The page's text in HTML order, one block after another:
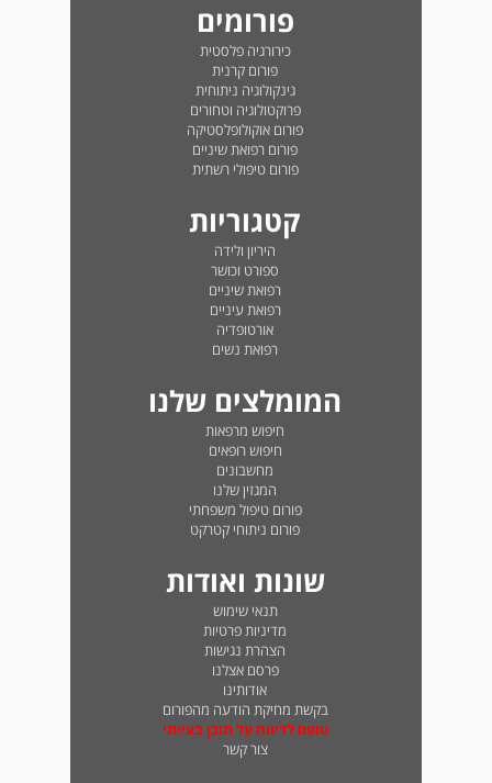
פורומים
כירורגיה פלסטית
פורום קרנית
גינקולוגיה ניתוחית
פרוקטולוגיה וטחורים
פורום אוקולופלסטיקה
פורום רפואת שיניים
פורום טיפולי רשתית
קטגוריות
היריון ולידה
ספורט וכושר
רפואת שיניים
רפואת עיניים
אורטופדיה
רפואת נשים
המומלצים שלנו
חיפוש מרפאות
חיפוש רופאים
מחשבונים
המגזין שלנו
פורום טיפול משפחתי
פורום ניתוחי קטרקט
שונות ואודות
תנאי שימוש
מדיניות פרטיות
הצהרת נגישות
פרסם אצלנו
אודותינו
בקשת מחיקת הודעה מהפורום
טופס לדיווח על תוכן בעייתי
צור קשר